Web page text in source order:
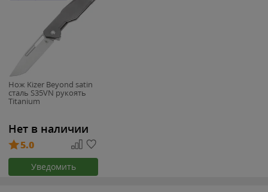
Нож Kizer Beyond satin
сталь S35VN рукоять
Titanium
Нет в наличии
5.0
Уведомить